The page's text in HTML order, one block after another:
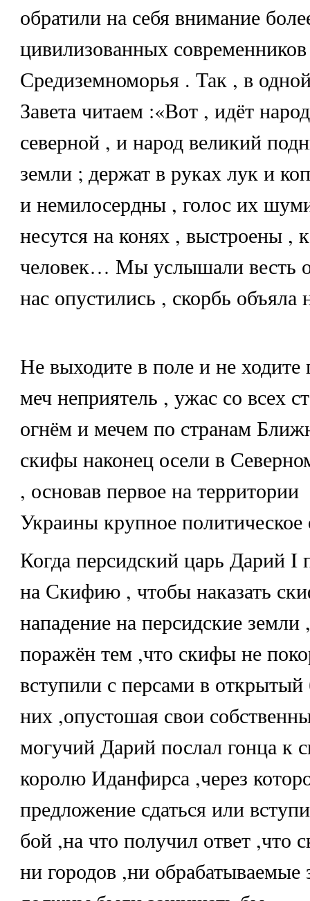
обратили на себя внимание
цивилизованных современников
Средиземноморья . Так , в
Завета читаем :«Вот , идёт
северной , и народ великий
земли ; держат в руках лук и
и немилосердны , голос их
несутся на конях , выстроены ,
человек… Мы услышали весть
нас опустились , скорбь
Не выходите в поле и не ходите
меч неприятель , ужас со всех
огнём и мечем по странам
скифы наконец осели в
, основав первое на территории
Украины крупное политическое
Когда персидский царь Дарий I
на Скифию , чтобы наказать
нападение на персидские
поражён тем ,что скифы не
вступили с персами в открытый
них ,опустошая свои
могучий Дарий послал гонца к
королю Иданфирса ,через
предложение сдаться или
бой ,на что получил ответ ,что
ни городов ,ни обрабатываемые